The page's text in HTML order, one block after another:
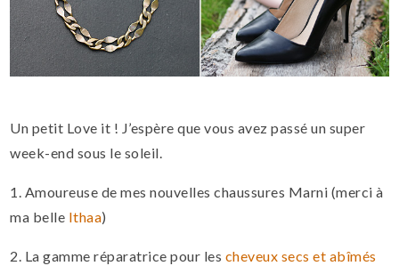
Un petit Love it ! J’espère que vous avez passé un super
week-end sous le soleil.
1. Amoureuse de mes nouvelles chaussures Marni (merci à
ma belle Ithaa)
2. La gamme réparatrice pour les cheveux secs et abîmés